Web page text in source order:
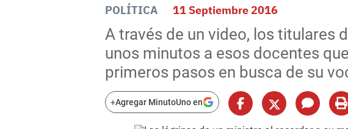
POLÍTICA 11 Septiembre 2016
A través de un video, los titulares
unos minutos a esos docentes
primeros pasos en busca de su
+Agregar MinutoUno en